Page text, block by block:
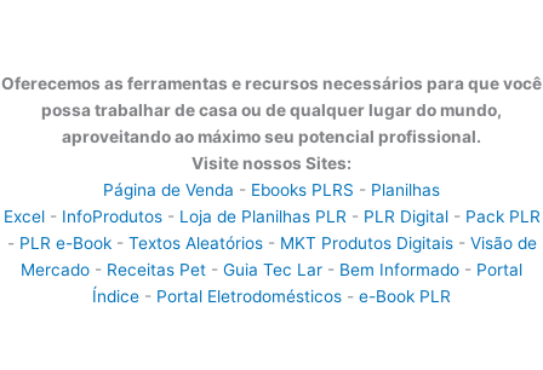
Oferecemos as ferramentas e recursos necessários para que você
possa trabalhar de casa ou de qualquer lugar do mundo,
aproveitando ao máximo seu potencial profissional.
Visite nossos Sites:
Página de Venda - Ebooks PLRS - Planilhas
Excel- InfoProdutos- Loja de Planilhas PLR - PLR Digital- Pack PLR
- PLR e-Book- Textos Aleatórios- MKT Produtos Digitais- Visão de
Mercado - Receitas Pet - Guia Tec Lar - Bem Informado - Portal
Índice - Portal Eletrodomésticos - e-Book PLR